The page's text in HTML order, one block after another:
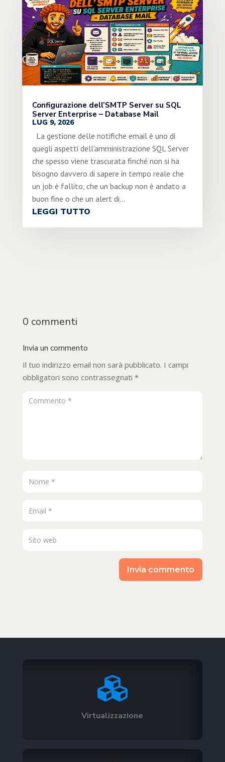
Configurazione dell’SMTP Server su SQL
Server Enterprise – Database Mail
LUG 9, 2026
La gestione delle notifiche email è uno di
quegli aspetti dell'amministrazione SQL Server
che spesso viene trascurata finché non si ha
bisogno davvero di sapere in tempo reale che
un job è fallito, che un backup non è andato a
buon fine o che un alert di...
LEGGI TUTTO
0 commenti
Invia un commento
Il tuo indirizzo email non sarà pubblicato. I campi
obbligatori sono contrassegnati *
Invia commento

Virtualizzazione